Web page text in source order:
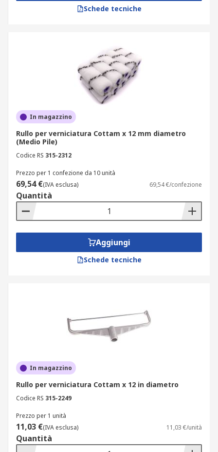
Schede tecniche
In magazzino
Rullo per verniciatura Cottam x 12 mm diametro
(Medio Pile)
Codice RS 315-2312
Prezzo per 1 confezione da 10 unità
69,54 €(IVA esclusa) 69,54 €/confezione
Quantità
Aggiungi
Schede tecniche
In magazzino
Rullo per verniciatura Cottam x 12 in diametro
Codice RS 315-2249
Prezzo per 1 unità
11,03 €(IVA esclusa) 11,03 €/unità
Quantità